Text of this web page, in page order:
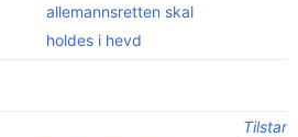
allemannsretten skal
holdes i hevd